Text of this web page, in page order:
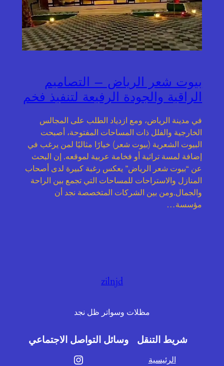
بيوت شعر الرياض – التصاميم
الراقية والجودة الرفيعة لتنفيذ فخم
في مدينة الرياض، ومع ازدياد الطلب على المجالس
الخارجية والفلل ذات المساحات المفتوحة، أصبحت
البيوت الشعرية (بيوت شعر) خيارًا مثاليًا لمن يرغب في
إضافة لمسة تراثية أو فخامة عربية لموقعه. إن البحث
عن “بيوت شعر الرياض” يعكس رغبة كبيرة لدى أصحاب
المنازل والاستراحات للمساحات التي تجمع بين الراحة
والجمال.ومن بين الشركات المتخصصة نجد أن
مؤسسة…
zilnjd
مظلات وسواتر ظل نجد
شريط التنقل
الرئيسية
وسائل التواصل الاجتماعي
إنستجرام